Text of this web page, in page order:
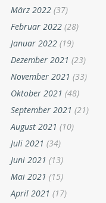
März 2022 (37)
Februar 2022 (28)
Januar 2022 (19)
Dezember 2021 (23)
November 2021 (33)
Oktober 2021 (48)
September 2021 (21)
August 2021 (10)
Juli 2021 (34)
Juni 2021 (13)
Mai 2021 (15)
April 2021 (17)